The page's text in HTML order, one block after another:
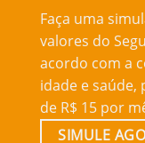
Faça uma
valores do
acordo com a
idade e saúde,
de R$ 15 por
SIMULE